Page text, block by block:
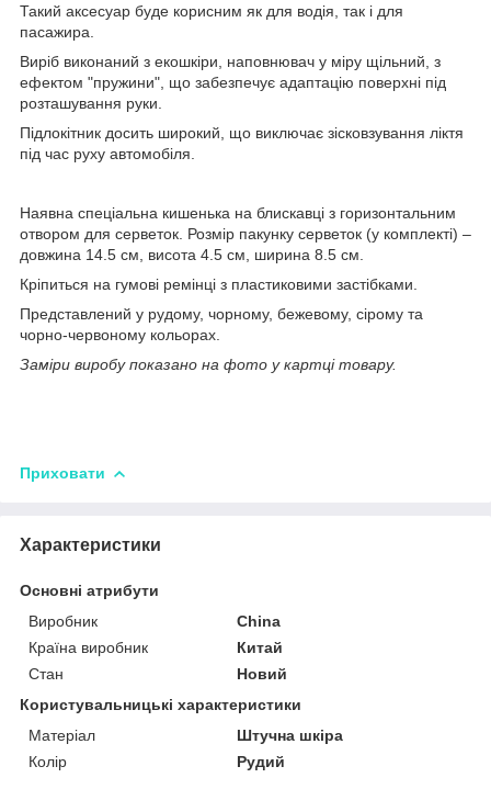
Такий аксесуар буде корисним як для водія, так і для
пасажира.
Виріб виконаний з екошкіри, наповнювач у міру щільний, з
ефектом "пружини", що забезпечує адаптацію поверхні під
розташування руки.
Підлокітник досить широкий, що виключає зісковзування ліктя
під час руху автомобіля.
Наявна спеціальна кишенька на блискавці з горизонтальним
отвором для серветок. Розмір пакунку серветок (у комплекті) –
довжина 14.5 см, висота 4.5 см, ширина 8.5 см.
Кріпиться на гумові ремінці з пластиковими застібками.
Представлений у рудому, чорному, бежевому, сірому та
чорно-червоному кольорах.
Заміри виробу показано на фото у картці товару.
Приховати
Характеристики
Основні атрибути
Виробник
China
Країна виробник
Китай
Стан
Новий
Користувальницькі характеристики
Матеріал
Штучна шкіра
Колір
Рудий